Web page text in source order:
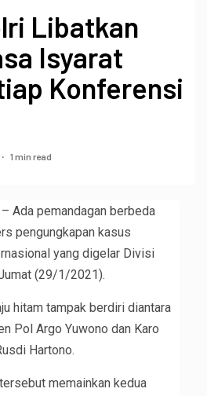
Libatkan
Isyarat
Konferensi
1 min read
– Ada pemandagan berbeda
pengungkapan kasus
yang digelar Divisi
(29/1/2021).
hitam tampak berdiri diantara
Pol Argo Yuwono dan Karo
Hartono.
memainkan kedua